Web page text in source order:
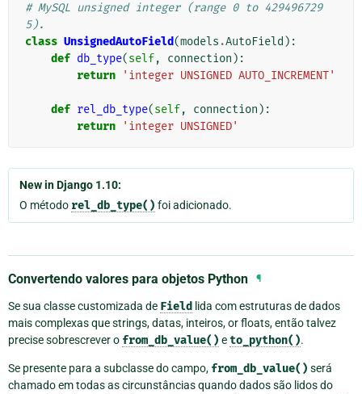
# MySQL unsigned integer (range 0 to 429496729
5).
class UnsignedAutoField(models .AutoField ):
def db_type(self, connection ):
return
'integer UNSIGNED AUTO_INCREMENT'
def rel_db_type(self, connection ):
return
'integer UNSIGNED'
New in Django 1.10:
O método rel_db_type() foi adicionado.
Convertendo valores para objetos Python ¶
Se sua classe customizada de Field lida com estruturas de dados
mais complexas que strings, datas, inteiros, or floats, então talvez
precise sobrescrever o from_db_value() eto_python().
Se presente para a subclasse do campo, from_db_value() será
chamado em todas as circunstâncias quando dados são lidos do